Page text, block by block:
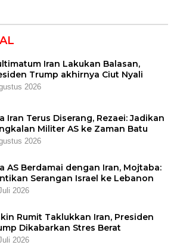
Iran Lakukan Balasan,
Trump akhirnya Ciut Nyali
2026
Iran Terus Diserang, Rezaei: Jadikan
Militer AS ke Zaman Batu
2026
AS Berdamai dengan Iran, Mojtaba:
Serangan Israel ke Lebanon
2026
Rumit Taklukkan Iran, Presiden
Dikabarkan Stres Berat
2026